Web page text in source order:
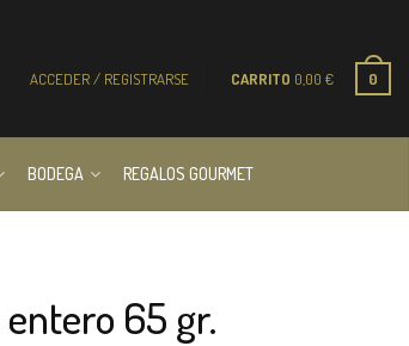
ACCEDER / REGISTRARSE CARRITO 0,00 € 0
BODEGA REGALOS GOURMET
65 gr.